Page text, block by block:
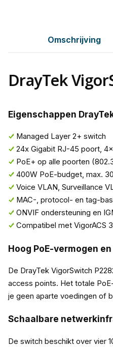
Omschrijving
DrayTek
Eigenschappen
Managed Layer 2+ switch
24x Gigabit RJ-45 poort,
PoE+ op alle poorten
400W PoE-budget, max.
Voice VLAN, Surveillance
MAC-, protocol- en tag-
ONVIF ondersteuning en
Compatibel met VigorACS
Hoog PoE-vermogen
De DrayTek VigorSwitch
access points. Het totale
je geen aparte voedingen of
Schaalbare
De switch beschikt over vier